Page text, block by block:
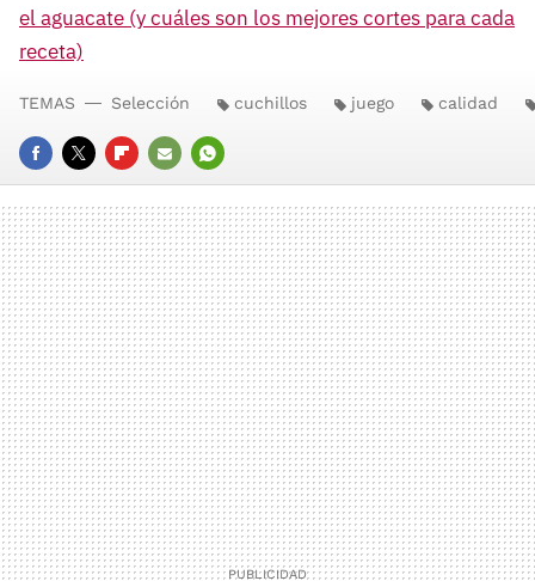
el aguacate (y cuáles son los mejores cortes para cada
receta)
FACEBOOK
TWITTERFLIPBOARD
E-
MAIL
WHATSAPP
TEMAS Selección cuchillos juego calidad